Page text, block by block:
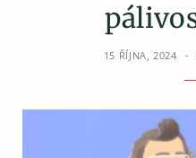
15 ŘÍJNA, 2024